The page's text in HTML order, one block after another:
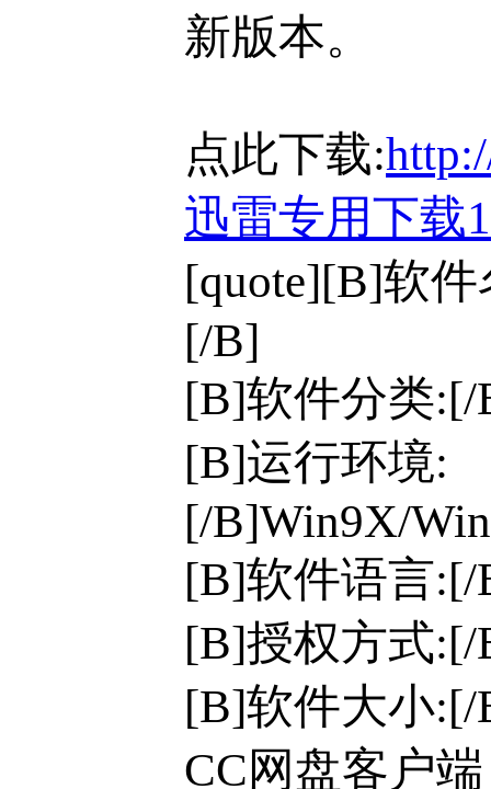
新版本。
点此下载:
迅雷专用下载
[quote][B]软
[/B]
[B]软件分类
[B]运行环境:
[/B]Win9X/
[B]软件语言
[B]授权方式
[B]软件大小:[/
CC网盘客户